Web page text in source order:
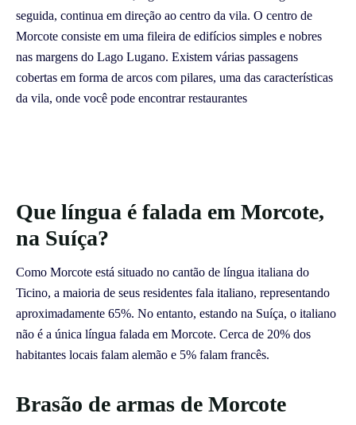
seguida, continua em direção ao centro da vila. O centro de
Morcote consiste em uma fileira de edifícios simples e nobres
nas margens do Lago Lugano. Existem várias passagens
cobertas em forma de arcos com pilares, uma das características
da vila, onde você pode encontrar restaurantes
Que língua é falada em Morcote,
na Suíça?
Como Morcote está situado no cantão de língua italiana do
Ticino, a maioria de seus residentes fala italiano, representando
aproximadamente 65%. No entanto, estando na Suíça, o italiano
não é a única língua falada em Morcote. Cerca de 20% dos
habitantes locais falam alemão e 5% falam francês.
Brasão de armas de Morcote